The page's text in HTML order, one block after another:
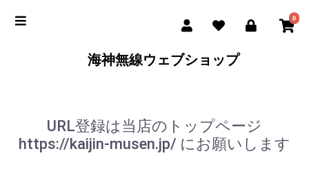
0
海神無線ウェブショップ
URL登録は当店のトップページ
https://kaijin-musen.jp/ にお願いします